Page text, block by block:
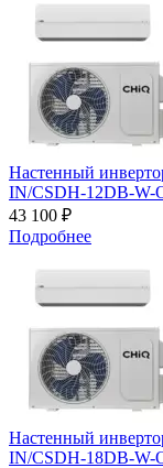
Настенный
IN/CSDH-12DB-W-
43 100 ₽
Подробнее
Настенный
IN/CSDH-18DB-W-